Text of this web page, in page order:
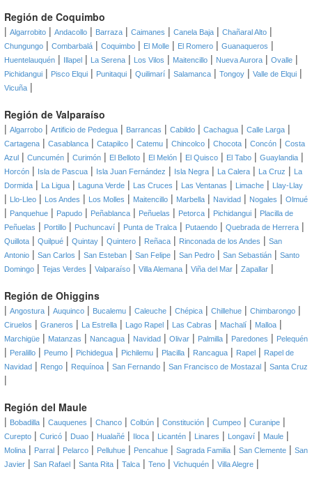
Región de Coquimbo
| Algarrobito | Andacollo | Barraza | Caimanes | Canela Baja | Chañaral Alto |
Chungungo | Combarbalá | Coquimbo | El Molle | El Romero | Guanaqueros |
Huentelauquén | Illapel | La Serena | Los Vilos | Maitencillo | Nueva Aurora | Ovalle |
Pichidangui | Pisco Elqui | Punitaqui | Quilimarí | Salamanca | Tongoy | Valle de Elqui |
Vicuña |
Región de Valparaíso
| Algarrobo | Artificio de Pedegua | Barrancas | Cabildo | Cachagua | Calle Larga |
Cartagena | Casablanca | Catapilco | Catemu | Chincolco | Chocota | Concón | Costa
Azul | Cuncumén | Curimón | El Belloto | El Melón | El Quisco | El Tabo | Guaylandia |
Horcón | Isla de Pascua | Isla Juan Fernández | Isla Negra | La Calera | La Cruz | La
Dormida | La Ligua | Laguna Verde | Las Cruces | Las Ventanas | Limache | Llay-Llay
| Llo-Lleo | Los Andes | Los Molles | Maitencillo | Marbella | Navidad | Nogales | Olmué
| Panquehue | Papudo | Peñablanca | Peñuelas | Petorca | Pichidangui | Placilla de
Peñuelas | Portillo | Puchuncaví | Punta de Tralca | Putaendo | Quebrada de Herrera |
Quillota | Quilpué | Quintay | Quintero | Reñaca | Rinconada de los Andes | San
Antonio | San Carlos | San Esteban | San Felipe | San Pedro | San Sebastián | Santo
Domingo | Tejas Verdes | Valparaíso | Villa Alemana | Viña del Mar | Zapallar |
Región de Ohiggins
| Angostura | Auquinco | Bucalemu | Caleuche | Chépica | Chillehue | Chimbarongo |
Ciruelos | Graneros | La Estrella | Lago Rapel | Las Cabras | Machalí | Malloa |
Marchigüe | Matanzas | Nancagua | Navidad | Olivar | Palmilla | Paredones | Pelequén
| Peralillo | Peumo | Pichidegua | Pichilemu | Placilla | Rancagua | Rapel | Rapel de
Navidad | Rengo | Requínoa | San Fernando | San Francisco de Mostazal | Santa Cruz
|
Región del Maule
| Bobadilla | Cauquenes | Chanco | Colbún | Constitución | Cumpeo | Curanipe |
Curepto | Curicó | Duao | Hualañé | Iloca | Licantén | Linares | Longaví | Maule |
Molina | Parral | Pelarco | Pelluhue | Pencahue | Sagrada Familia | San Clemente | San
Javier | San Rafael | Santa Rita | Talca | Teno | Vichuquén | Villa Alegre |